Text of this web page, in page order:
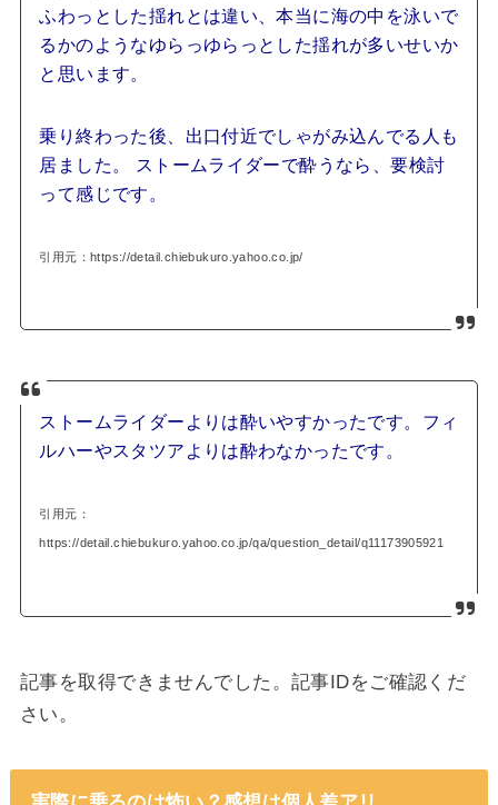
ふわっとした揺れとは違い、本当に海の中を泳いで
るかのようなゆらっゆらっとした揺れが多いせいか
と思います。
乗り終わった後、出口付近でしゃがみ込んでる人も
居ました。 ストームライダーで酔うなら、要検討
って感じです。
引用元：https://detail.chiebukuro.yahoo.co.jp/
ストームライダーよりは酔いやすかったです。フィ
ルハーやスタツアよりは酔わなかったです。
引用元：
https://detail.chiebukuro.yahoo.co.jp/qa/question_detail/q11173905921
記事を取得できませんでした。記事IDをご確認くだ
さい。